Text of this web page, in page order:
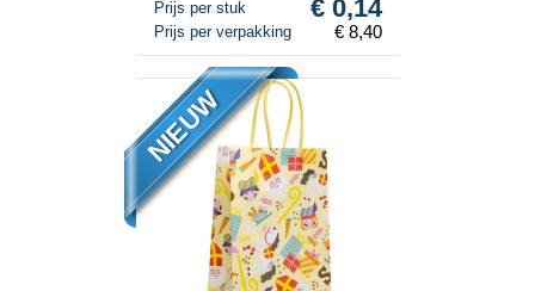
Prijs per stuk € 0,14
Prijs per verpakking € 8,40
NIEUW